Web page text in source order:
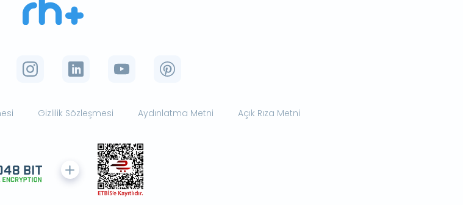
Gizlilik Sözleşmesi Aydınlatma Metni Açık Rıza Metni